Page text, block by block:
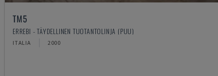
TM5
ERREBI - TÄYDELLINEN TUOTANTOLINJA (PUU)
ITALIA 2000